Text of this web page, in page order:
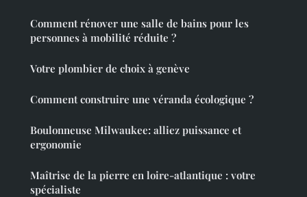
Comment rénover une salle de bains pour les
personnes à mobilité réduite ?
Votre plombier de choix à genève
Comment construire une véranda écologique ?
Boulonneuse Milwaukee: alliez puissance et
ergonomie
Maîtrise de la pierre en loire-atlantique : votre
spécialiste